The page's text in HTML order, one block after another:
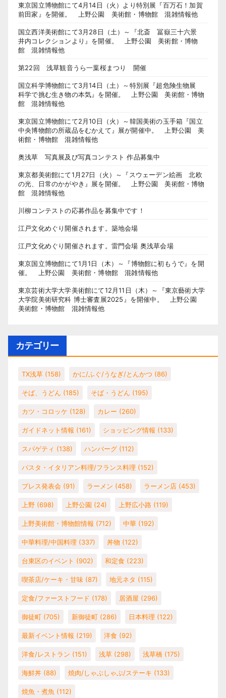
東京国立博物館にて4月14日（火）より特別展『百万石！加賀
前田家』を開催。 上野公園 美術館・博物館 混雑情報他
国立西洋美術館にて3月28日（土）～『北斎 冨嶽三十六景
井内コレクションより』を開催。 上野公園 美術館・博物
館 混雑情報他
第22回 浅草観音うら一葉桜まつり 開催
国立科学博物館にて3月14日（土）～特別展『超危険生物展
科学で挑む生き物の本気』を開催。 上野公園 美術館・博物
館 混雑情報他
東京国立博物館にて2月10日（火）～韓国美術の玉手箱『国立
中央博物館の所蔵品をむかえて』展が開催中。 上野公園 美
術館・博物館 混雑情報他
奥浅草 写真展及び写真コンテスト 作品募集中
東京都美術館にて1月27日（火）～『スウェーデン絵画 北欧
の光、日常のかがやき』展を開催。 上野公園 美術館・博物
館 混雑情報他
川柳コンテストの応募作品を募集中です！
江戸文化めぐり開催されます。築地会場
江戸文化めぐり開催されます。雷門会場 奥浅草会場
東京国立博物館にて1月1日（木）～『博物館に初もうで』を開
催。 上野公園 美術館・博物館 混雑情報他
東京芸術大学大学美術館にて12月11日（木）～『東京藝術大学
大学院美術研究科 博士審査展2025』を開催中。 上野公園
美術館・博物館 混雑情報他
カテゴリー
TX浅草 (158) かに/ふぐ/うなぎ/とんかつ (86)
そば、うどん (185) そば・うどん (195)
カツ・コロッケ (128) カレー (260)
ガイドネット情報 (161) ショッピング情報 (133)
スパゲティ (138) ハンバーグ (112)
パスタ・イタリアン料理/フランス料理 (152)
プレス発表会 (91) ラーメン (458) ラーメン店 (453)
上野 (698) 上野公園 (24) 上野広小路 (119)
上野美術館・博物館情報 (712) 中華 (192)
中華料理/中国料理 (337) 丼物 (122)
台東区のイベント (902) 和定食 (223)
喫茶店/ケーキ・甘味 (87) 地元ネタ (115)
定食/ファーストフード (178) 居酒屋 (296)
御徒町 (705) 新御徒町 (286) 日本料理 (122)
最新イベント情報 (219) 洋食 (92)
洋食/レストラン (151) 浅草 (298) 浅草橋 (175)
海鮮丼 (88) 焼肉/しゃぶしゃぶ/ステーキ (133)
焼魚・煮魚 (112)